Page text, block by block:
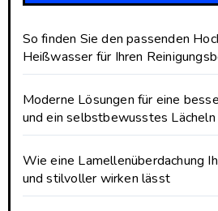
So finden Sie den passenden
Heißwasser für Ihren
Moderne Lösungen für eine
und ein selbstbewusstes Lächeln
Wie eine Lamellenüberdachung
und stilvoller wirken lässt